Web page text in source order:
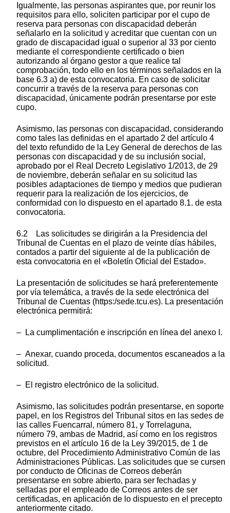
Igualmente, las personas aspirantes que, por reunir los
requisitos para ello, soliciten participar por el cupo de
reserva para personas con discapacidad deberán
señalarlo en la solicitud y acreditar que cuentan con un
grado de discapacidad igual o superior al 33 por ciento
mediante el correspondiente certificado o bien
autorizando al órgano gestor a que realice tal
comprobación, todo ello en los términos señalados en la
base 6.3 a) de esta convocatoria. En caso de solicitar
concurrir a través de la reserva para personas con
discapacidad, únicamente podrán presentarse por este
cupo.
Asimismo, las personas con discapacidad, considerando
como tales las definidas en el apartado 2 del artículo 4
del texto refundido de la Ley General de derechos de las
personas con discapacidad y de su inclusión social,
aprobado por el Real Decreto Legislativo 1/2013, de 29
de noviembre, deberán señalar en su solicitud las
posibles adaptaciones de tiempo y medios que pudieran
requerir para la realización de los ejercicios, de
conformidad con lo dispuesto en el apartado 8.1. de esta
convocatoria.
6.2 Las solicitudes se dirigirán a la Presidencia del
Tribunal de Cuentas en el plazo de veinte días hábiles,
contados a partir del siguiente al de la publicación de
esta convocatoria en el «Boletín Oficial del Estado».
La presentación de solicitudes se hará preferentemente
por vía telemática, a través de la sede electrónica del
Tribunal de Cuentas (https:/sede.tcu.es). La presentación
electrónica permitirá:
– La cumplimentación e inscripción en línea del anexo I.
– Anexar, cuando proceda, documentos escaneados a la
solicitud.
– El registro electrónico de la solicitud.
Asimismo, las solicitudes podrán presentarse, en soporte
papel, en los Registros del Tribunal sitos en las sedes de
las calles Fuencarral, número 81, y Torrelaguna,
número 79, ambas de Madrid, así como en los registros
previstos en el artículo 16 de la Ley 39/2015, de 1 de
octubre, del Procedimiento Administrativo Común de las
Administraciones Públicas. Las solicitudes que se cursen
por conducto de Oficinas de Correos deberán
presentarse en sobre abierto, para ser fechadas y
selladas por el empleado de Correos antes de ser
certificadas, en aplicación de lo dispuesto en el precepto
anteriormente citado.